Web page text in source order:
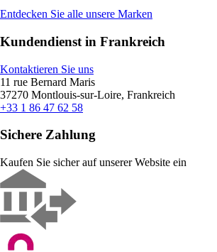
Entdecken Sie alle unsere Marken
Kundendienst in Frankreich
Kontaktieren Sie uns
11 rue Bernard Maris
37270 Montlouis-sur-Loire, Frankreich
+33 1 86 47 62 58
Sichere Zahlung
Kaufen Sie sicher auf unserer Website ein